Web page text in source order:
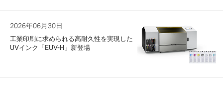
2026年06月30日
工業印刷に求められる高耐久性を実現した
UVインク「EUV-H」新登場